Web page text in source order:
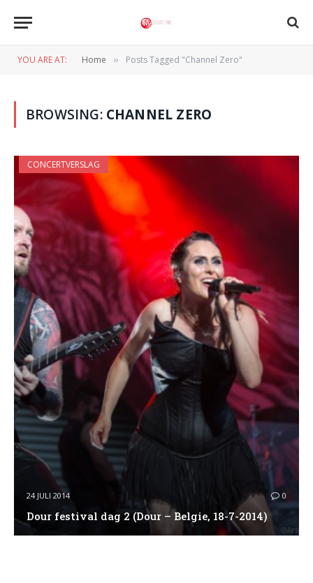
YOU ARE AT: Home » Posts Tagged "Channel Zero"
BROWSING: CHANNEL ZERO
CONCERTVERSLAG
24 JULI 2014 0
Dour festival dag 2 (Dour – Belgie, 18-7-2014)